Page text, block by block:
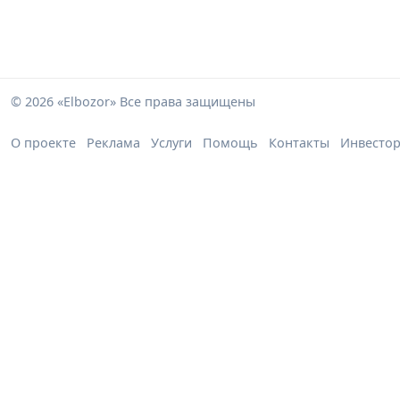
© 2026 «Elbozor» Все права защищены
О проекте Реклама Услуги Помощь Контакты